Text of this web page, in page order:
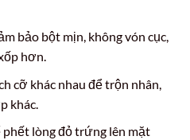
bảo bột mịn, không vón cục,
hơn.
cỡ khác nhau để trộn nhân,
khác.
lòng đỏ trứng lên mặt